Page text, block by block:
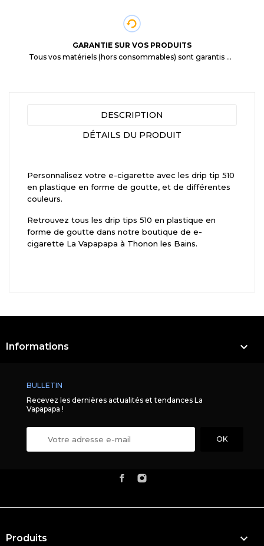
GARANTIE SUR VOS PRODUITS
Tous vos matériels (hors consommables) sont garantis 3 mois à partir de la date d'achat
DESCRIPTION
DÉTAILS DU PRODUIT
Personnalisez votre e-cigarette avec les drip tip 510
en plastique en forme de goutte, et de différentes
couleurs.
Retrouvez tous les drip tips 510 en plastique en
forme de goutte dans notre boutique de e-
cigarette La Vapapapa à Thonon les Bains.
Informations 
BULLETIN
Recevez les dernières actualités et tendances La
Vapapapa !
Produits 